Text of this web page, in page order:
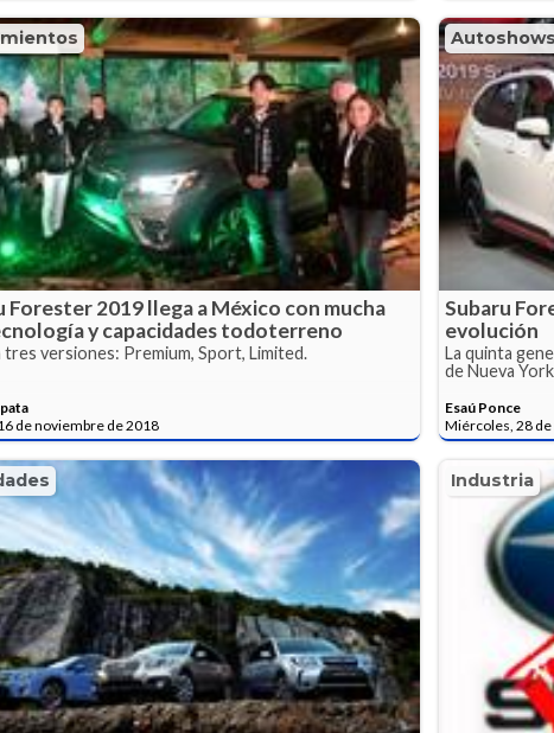
Forester 2019 llega a México con mucha
y capacidades todoterreno
tres versiones: Premium, Sport, Limited.
de noviembre de 2018
Autoshows
Subaru
evolución
La quinta
de Nueva
Esaú Ponce
Miércoles, 28
Industria